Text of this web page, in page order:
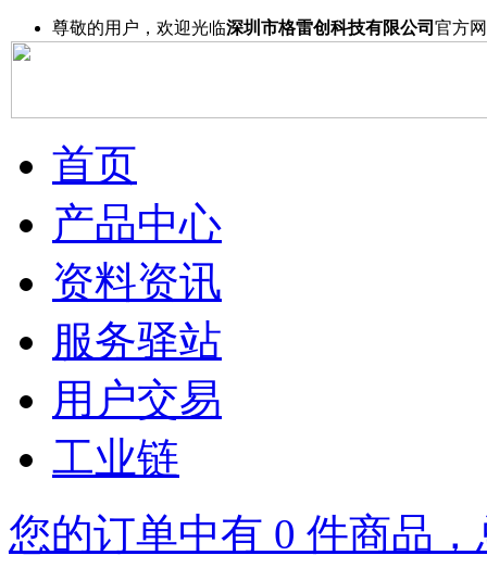
尊敬的用户，欢迎光临深圳市格雷创科技有限公司 官方
首页
产品中心
资料资讯
服务驿站
用户交易
工业链
您的订单中有 0 件商品